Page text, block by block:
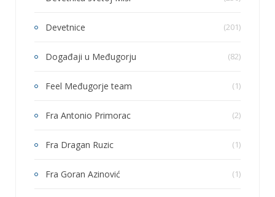
Devetnice (201)
Događaji u Međugorju (82)
Feel Međugorje team (1)
Fra Antonio Primorac (2)
Fra Dragan Ruzic (1)
Fra Goran Azinović (1)